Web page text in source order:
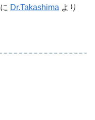
に Dr.Takashima より